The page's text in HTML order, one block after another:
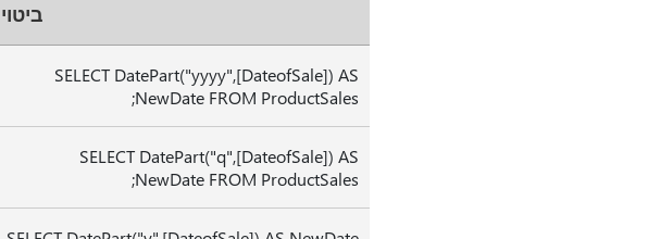
ביטוי
SELECT DatePart("yyyy",[DateofSale]) AS
NewDate FROM ProductSales;
SELECT DatePart("q",[DateofSale]) AS
NewDate FROM ProductSales;